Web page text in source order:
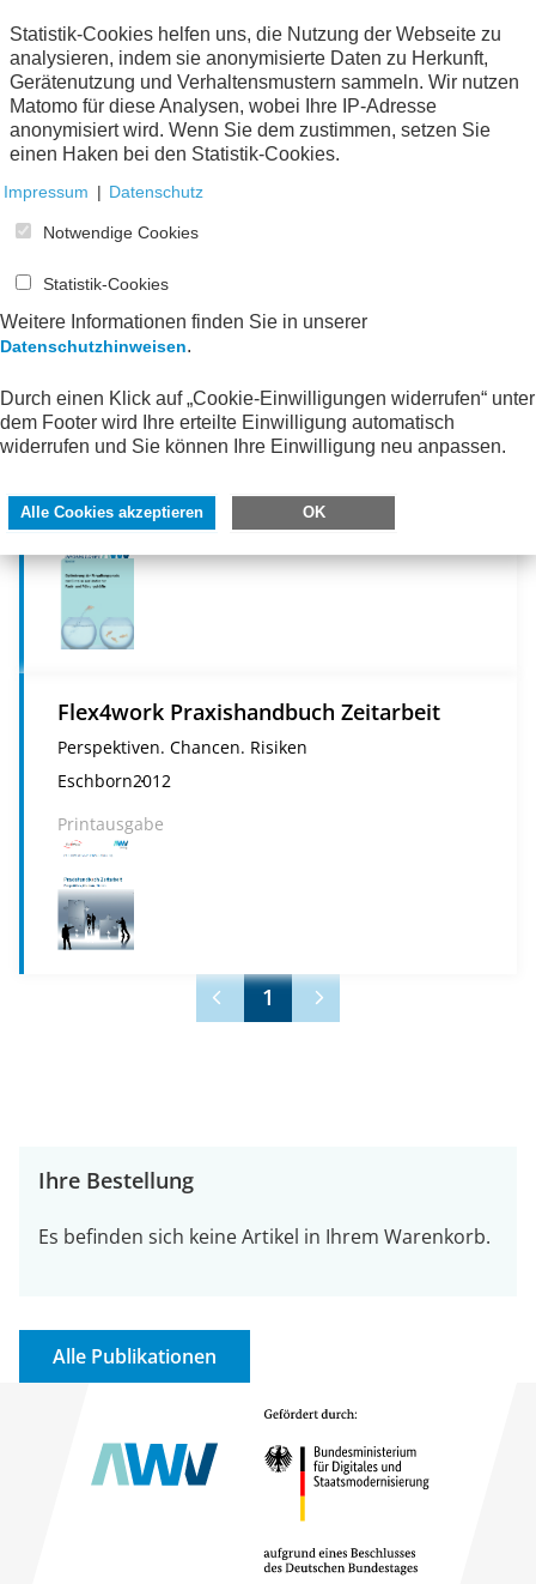
Ihre Bestellung
Es befinden sich keine Artikel in Ihrem Warenkorb.
Alle Publikationen
AWV-Konzeptpapier: Datenaustausch
Private
Krankenversicherungsunternehmen und
Arbeitgeber
Eschborn2017
Online-Publikation (
AWV-Spezial: Optimierung der
Verwaltungspraxis zur Einreise
ausländischer Fach- und Führungskräfte
Printausgabe
Flex4work Praxishandbuch Zeitarbeit
Perspektiven. Chancen. Risiken
Eschborn2012
Printausgabe
1
Statistik-Cookies helfen uns, die Nutzung der Webseite zu
analysieren, indem sie anonymisierte Daten zu Herkunft,
Gerätenutzung und Verhaltensmustern sammeln. Wir nutzen
Matomo für diese Analysen, wobei Ihre IP-Adresse
anonymisiert wird. Wenn Sie dem zustimmen, setzen Sie
einen Haken bei den Statistik-Cookies.
Impressum | Datenschutz
Notwendige Cookies
Statistik-Cookies
Weitere Informationen finden Sie in unserer
Datenschutzhinweisen.
Durch einen Klick auf „Cookie-Einwilligungen widerrufen“ unter
dem Footer wird Ihre erteilte Einwilligung automatisch
widerrufen und Sie können Ihre Einwilligung neu anpassen.
Alle Cookies akzeptieren OK